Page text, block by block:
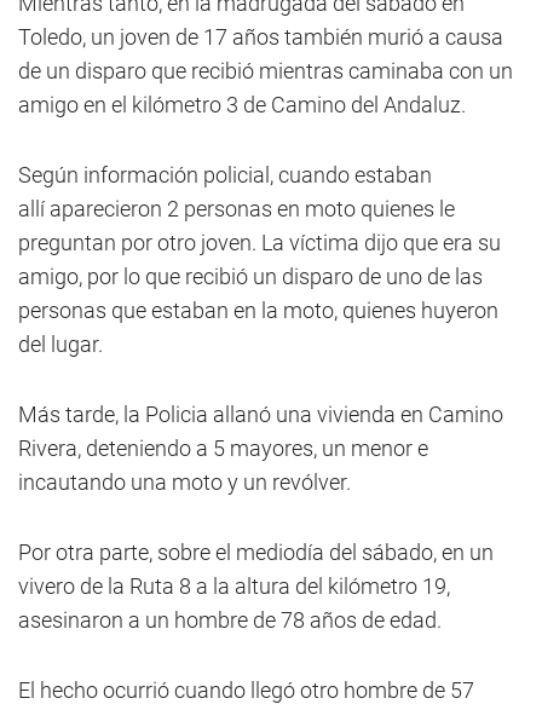
Toledo, un joven de 17 años también murió a causa
de un disparo que recibió mientras caminaba con un
amigo en el kilómetro 3 de Camino del Andaluz.
Según información policial, cuando estaban
allí aparecieron 2 personas en moto quienes le
preguntan por otro joven. La víctima dijo que era su
amigo, por lo que recibió un disparo de uno de las
personas que estaban en la moto, quienes huyeron
del lugar.
Más tarde, la Policia allanó una vivienda en Camino
Rivera, deteniendo a 5 mayores, un menor e
incautando una moto y un revólver.
Por otra parte, sobre el mediodía del sábado, en un
vivero de la Ruta 8 a la altura del kilómetro 19,
asesinaron a un hombre de 78 años de edad.
El hecho ocurrió cuando llegó otro hombre de 57